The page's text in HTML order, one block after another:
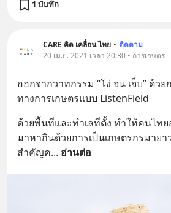
1 บันทึก
CARE คิด เคลื่อน ไทย • ติดตาม
20 เม.ย. 2021 เวลา 20:30 • การเกษตร
ออกจากวาทกรรม “โง่ จน เจ็บ” ด้ว
ทางการเกษตรแบบ ListenField
ด้วยพื้นที่และทำเลที่ตั้ง ทำให้คนไท
มาหากินด้วยการเป็นเกษตรกรมาย
สำคัญค... อ่านต่อ